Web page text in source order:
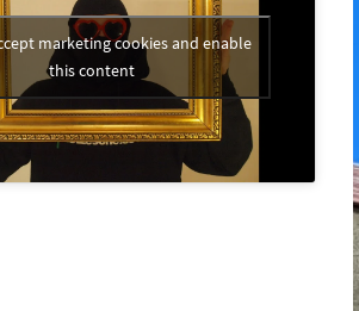
marketing cookies and enable
this content